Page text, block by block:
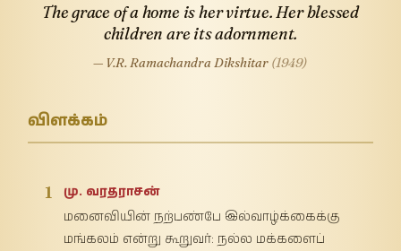
The grace of a home is her virtue. Her blessed
children are its adornment.
— V.R. Ramachandra Dikshitar (1949)
விளக்கம்
1
மு. வரதராசன்
மனைவியின் நற்பண்பே இல்வாழ்க்கைக்கு
மங்கலம் என்று கூறுவர்: நல்ல மக்களைப்